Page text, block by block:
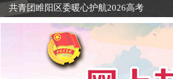
共青团睢阳区委暖心护航2026高考
聚力护高考 服务伴同行|共青团夏邑县委
轻松备考·12355与你同行 | 团县委2026年麦
少年儿童心向党 逐梦成长启新程|共青团
“河”我一起，从“青”出发 | 团县委组
团市委、市青联携手多部门为新兴领域劳